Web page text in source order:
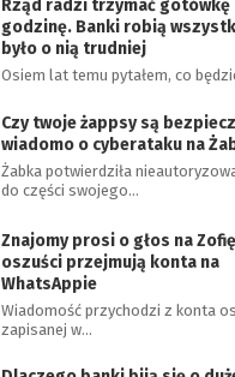
Rząd radzi trzymać gotówkę
godzinę. Banki robią
było o nią trudniej
Osiem lat temu pytałem, co
Czy twoje żappsy są
wiadomo o cyberataku na
Żabka potwierdziła
do części swojego…
Znajomy prosi o głos na
oszuści przejmują konta na
WhatsAppie
Wiadomość przychodzi z konta
zapisanej w…